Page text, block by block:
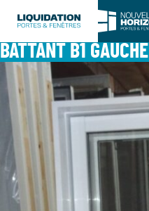
BATTANT B1 GAUCHE